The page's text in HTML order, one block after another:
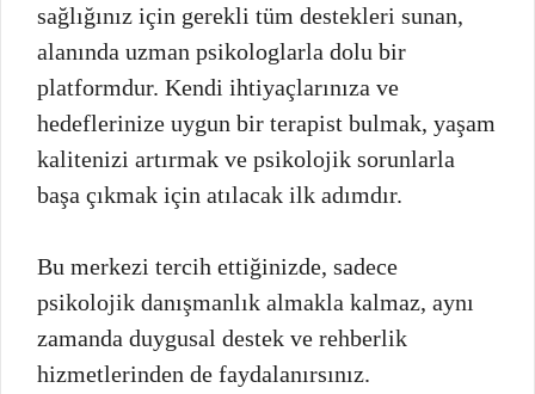
sağlığınız için gerekli tüm destekleri sunan,
alanında uzman psikologlarla dolu bir
platformdur. Kendi ihtiyaçlarınıza ve
hedeflerinize uygun bir terapist bulmak, yaşam
kalitenizi artırmak ve psikolojik sorunlarla
başa çıkmak için atılacak ilk adımdır.
Bu merkezi tercih ettiğinizde, sadece
psikolojik danışmanlık almakla kalmaz, aynı
zamanda duygusal destek ve rehberlik
hizmetlerinden de faydalanırsınız.